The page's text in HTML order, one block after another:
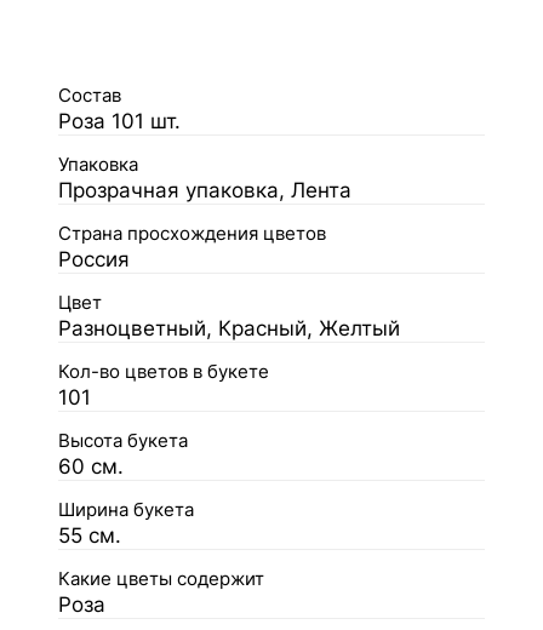
Состав
Роза 101 шт.
Упаковка
Прозрачная упаковка, Лента
Страна просхождения цветов
Россия
Цвет
Разноцветный, Красный, Желтый
Кол-во цветов в букете
101
Высота букета
60 см.
Ширина букета
55 см.
Какие цветы содержит
Роза